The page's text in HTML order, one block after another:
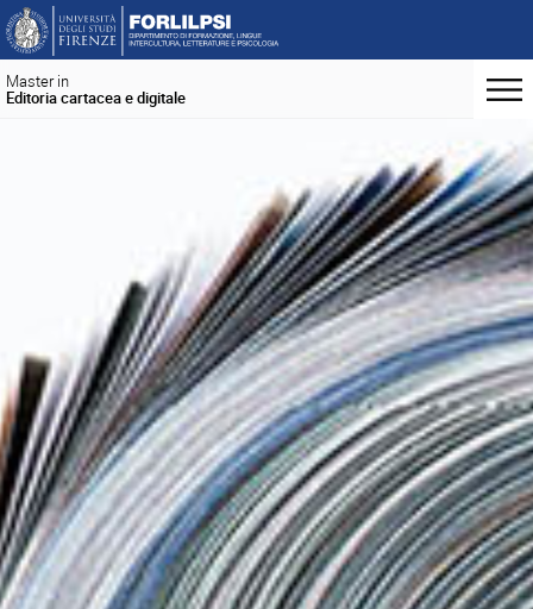
Master in
Editoria cartacea e digitale